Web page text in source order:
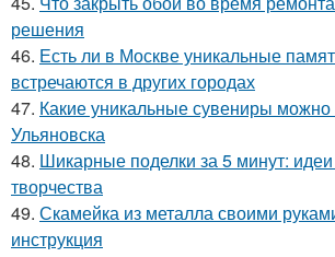
решения
46. Есть ли в Москве уникальные
встречаются в других городах
47. Какие уникальные сувениры можно
Ульяновска
48. Шикарные поделки за 5 минут:
творчества
49. Скамейка из металла своими
инструкция